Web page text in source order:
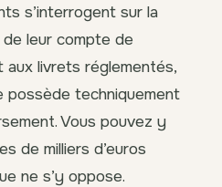
s’interrogent sur la
leur compte de
aux livrets réglementés,
possède techniquement
Vous pouvez y
de milliers d’euros
ne s’y oppose.